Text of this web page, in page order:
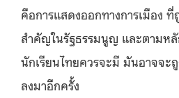
คือการแสดงออกทางการเมือง
สำคัญในรัฐธรรมนูญ และตามห
นักเรียนไทยควรจะมี มันอาจจะ
ลงมาอีกครั้ง